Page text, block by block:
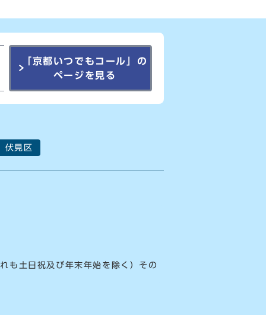
「京都いつでもコール」の
ページを見る
伏見区
土日祝及び年末年始を除く）その